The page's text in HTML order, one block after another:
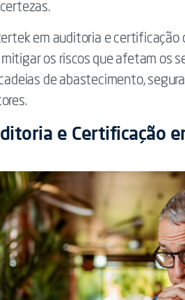
em auditoria e certificação
os riscos que afetam os
de abastecimento,
e Certificação